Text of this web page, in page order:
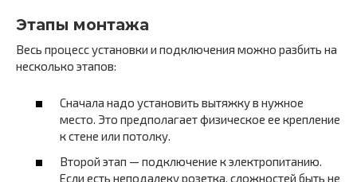
Этапы монтажа
Весь процесс установки и подключения можно разбить на
несколько этапов:
Сначала надо установить вытяжку в нужное
место. Это предполагает физическое ее крепление
к стене или потолку.
Второй этап — подключение к электропитанию.
Если есть неподалеку розетка, сложностей быть не